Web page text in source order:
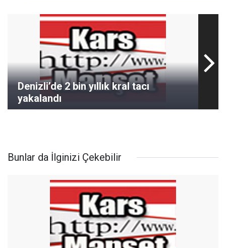
Denizli’de 2 bin yıllık kral tacı
yakalandı
Bunlar da İlginizi Çekebilir